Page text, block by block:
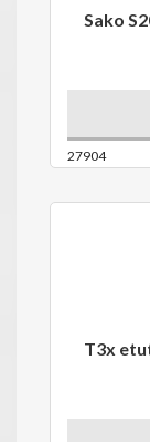
Sako
27904
T3x